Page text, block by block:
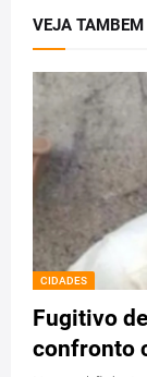
VEJA TAMBEM
CIDADES
Fugitivo
confronto